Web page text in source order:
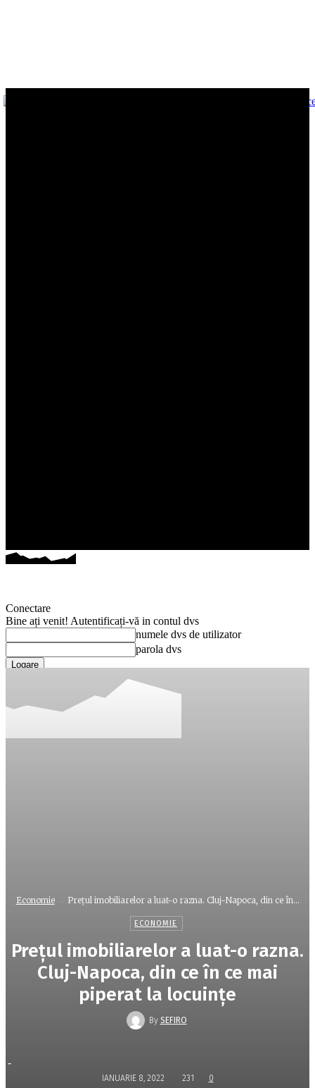
Conectare
Bine ați venit! Autentificați-vă in contul dvs
numele dvs de utilizator
parola dvs
Ați uitat parola? obține ajutor
Recuperați-vă parola
Economie Prețul imobiliarelor a luat-o razna. Cluj-Napoca, din ce în...
ECONOMIE
Prețul imobiliarelor a luat-o razna.
Cluj-Napoca, din ce în ce mai
piperat la locuințe
By SEFIRO
-
IANUARIE 8, 2022 231 0